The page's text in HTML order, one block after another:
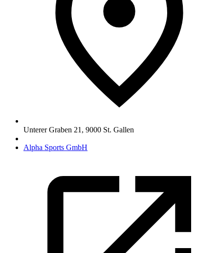
Unterer Graben 21 , 9000 St. Gallen
Alpha Sports GmbH